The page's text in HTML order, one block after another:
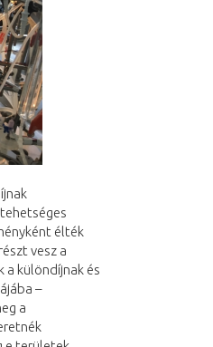
élték
vesz a
a különdíjnak és
–
a